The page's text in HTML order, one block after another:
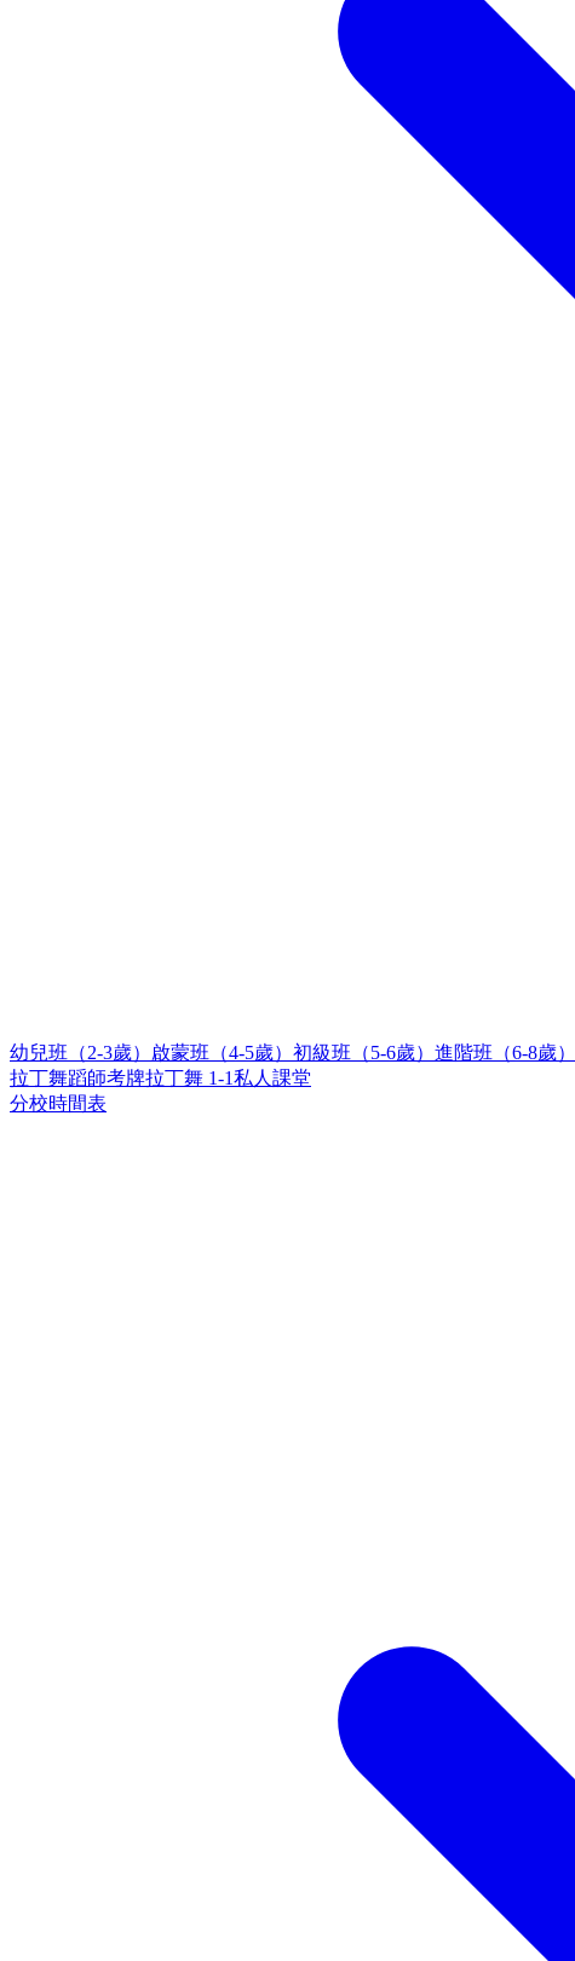
幼兒班（2-3歲） 啟蒙班（4-5歲） 初級班（5-6歲） 進階班（6-8歲）
拉丁舞蹈師考牌拉丁舞 1-1私人課堂
分校時間表